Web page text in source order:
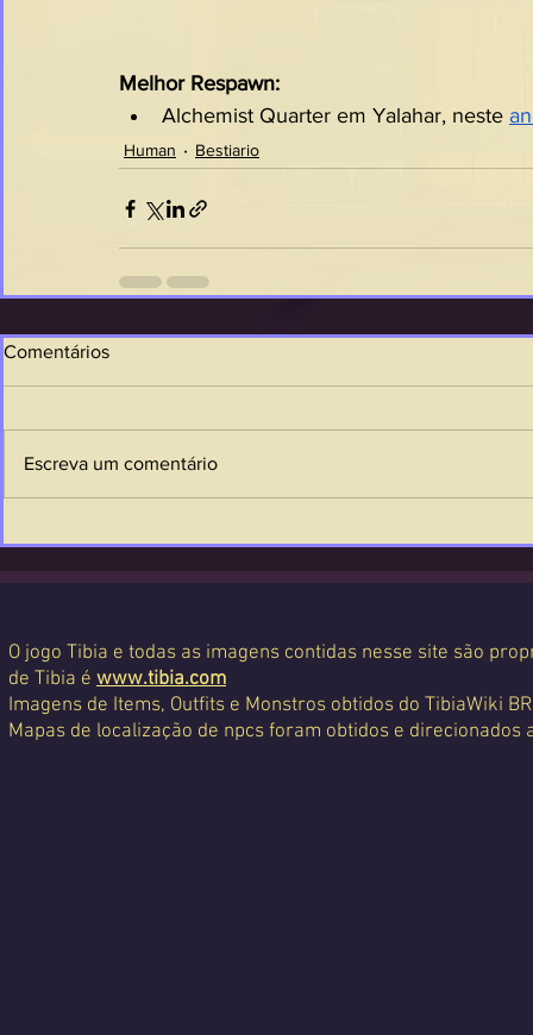
Melhor Respawn:
Alchemist Quarter em Yalahar, neste
Human Bestiario
Comentários
Escreva um comentário
O jogo Tibia e todas as imagens contidas nesse site são
de Tibia é www.tibia.com
Imagens de Items, Outfits e Monstros obtidos do TibiaWiki
Mapas de localização de npcs foram obtidos e direcionados